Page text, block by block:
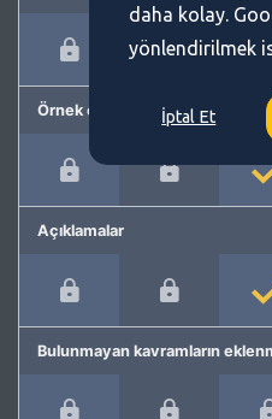
Örnek cümleler
Açıklamalar
Bulunmayan kavramların
daha kolay.
yönlendirilmek
İptal Et